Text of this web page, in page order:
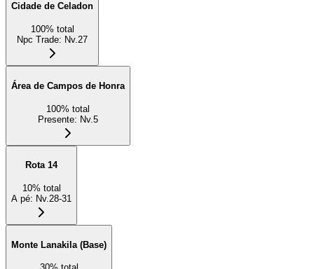
Cidade de Celadon
100% total
Npc Trade: Nv.27
Área de Campos de Honra
100% total
Presente: Nv.5
Rota 14
10% total
A pé: Nv.28-31
Monte Lanakila (Base)